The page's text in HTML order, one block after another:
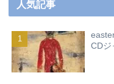
人気記事
CDジ